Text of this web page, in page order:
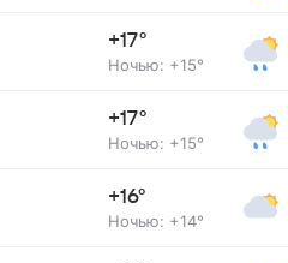
+17°
Ночью: +15°
+17°
Ночью: +15°
+16°
Ночью: +14°